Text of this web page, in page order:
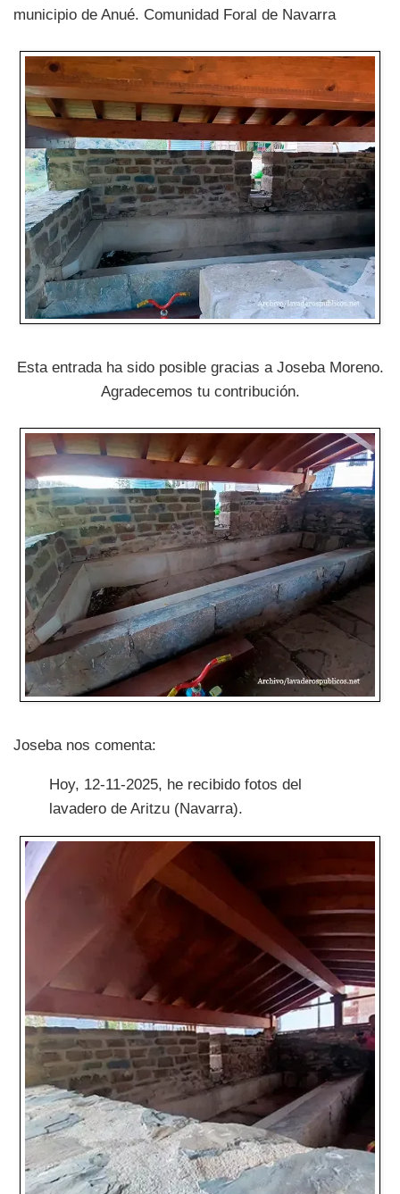
municipio de Anué. Comunidad Foral de Navarra
Esta entrada ha sido posible gracias a Joseba Moreno.
Agradecemos tu contribución.
Joseba nos comenta:
Hoy, 12-11-2025, he recibido fotos del
lavadero de Aritzu (Navarra).